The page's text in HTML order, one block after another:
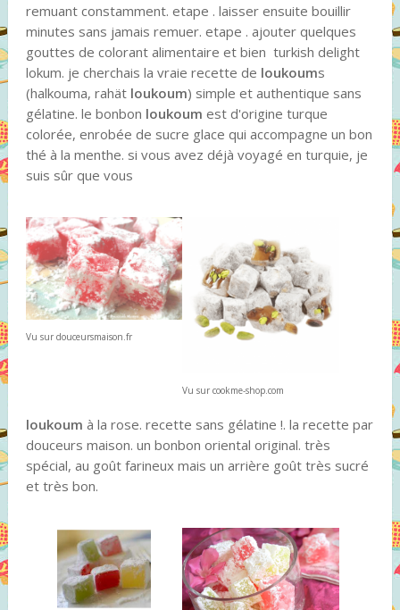
remuant constamment. etape . laisser ensuite bouillir
minutes sans jamais remuer. etape . ajouter quelques
gouttes de colorant alimentaire et bien turkish delight
lokum. je cherchais la vraie recette de loukoums
(halkouma, rahät loukoum) simple et authentique sans
gélatine. le bonbon loukoum est d'origine turque
colorée, enrobée de sucre glace qui accompagne un bon
thé à la menthe. si vous avez déjà voyagé en turquie, je
suis sûr que vous
Vu sur douceursmaison.fr
Vu sur cookme-shop.com
loukoum à la rose. recette sans gélatine !. la recette par
douceurs maison. un bonbon oriental original. très
spécial, au goût farineux mais un arrière goût très sucré
et très bon.